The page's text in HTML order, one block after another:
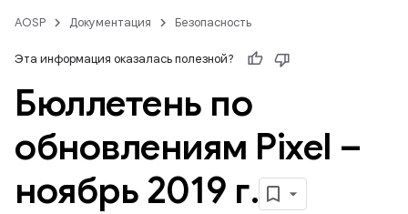
AOSP Документация Безопасность
Эта информация оказалась полезной?
Бюллетень по
обновлениям Pixel –
ноябрь 2019 г.